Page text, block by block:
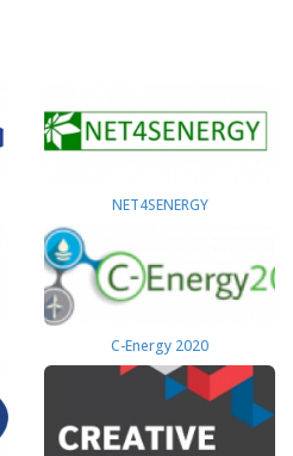
NET4SENERGY
C-Energy 2020